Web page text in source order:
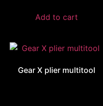
Add to cart
Gear X plier multitool